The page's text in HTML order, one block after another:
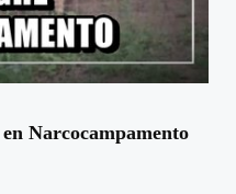
Narcocampamento